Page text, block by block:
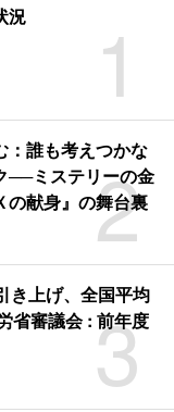
1
況
2
：誰も考えつかな
──ミステリーの金
の献身』の舞台裏
3
き上げ、全国平均
省審議会 : 前年度